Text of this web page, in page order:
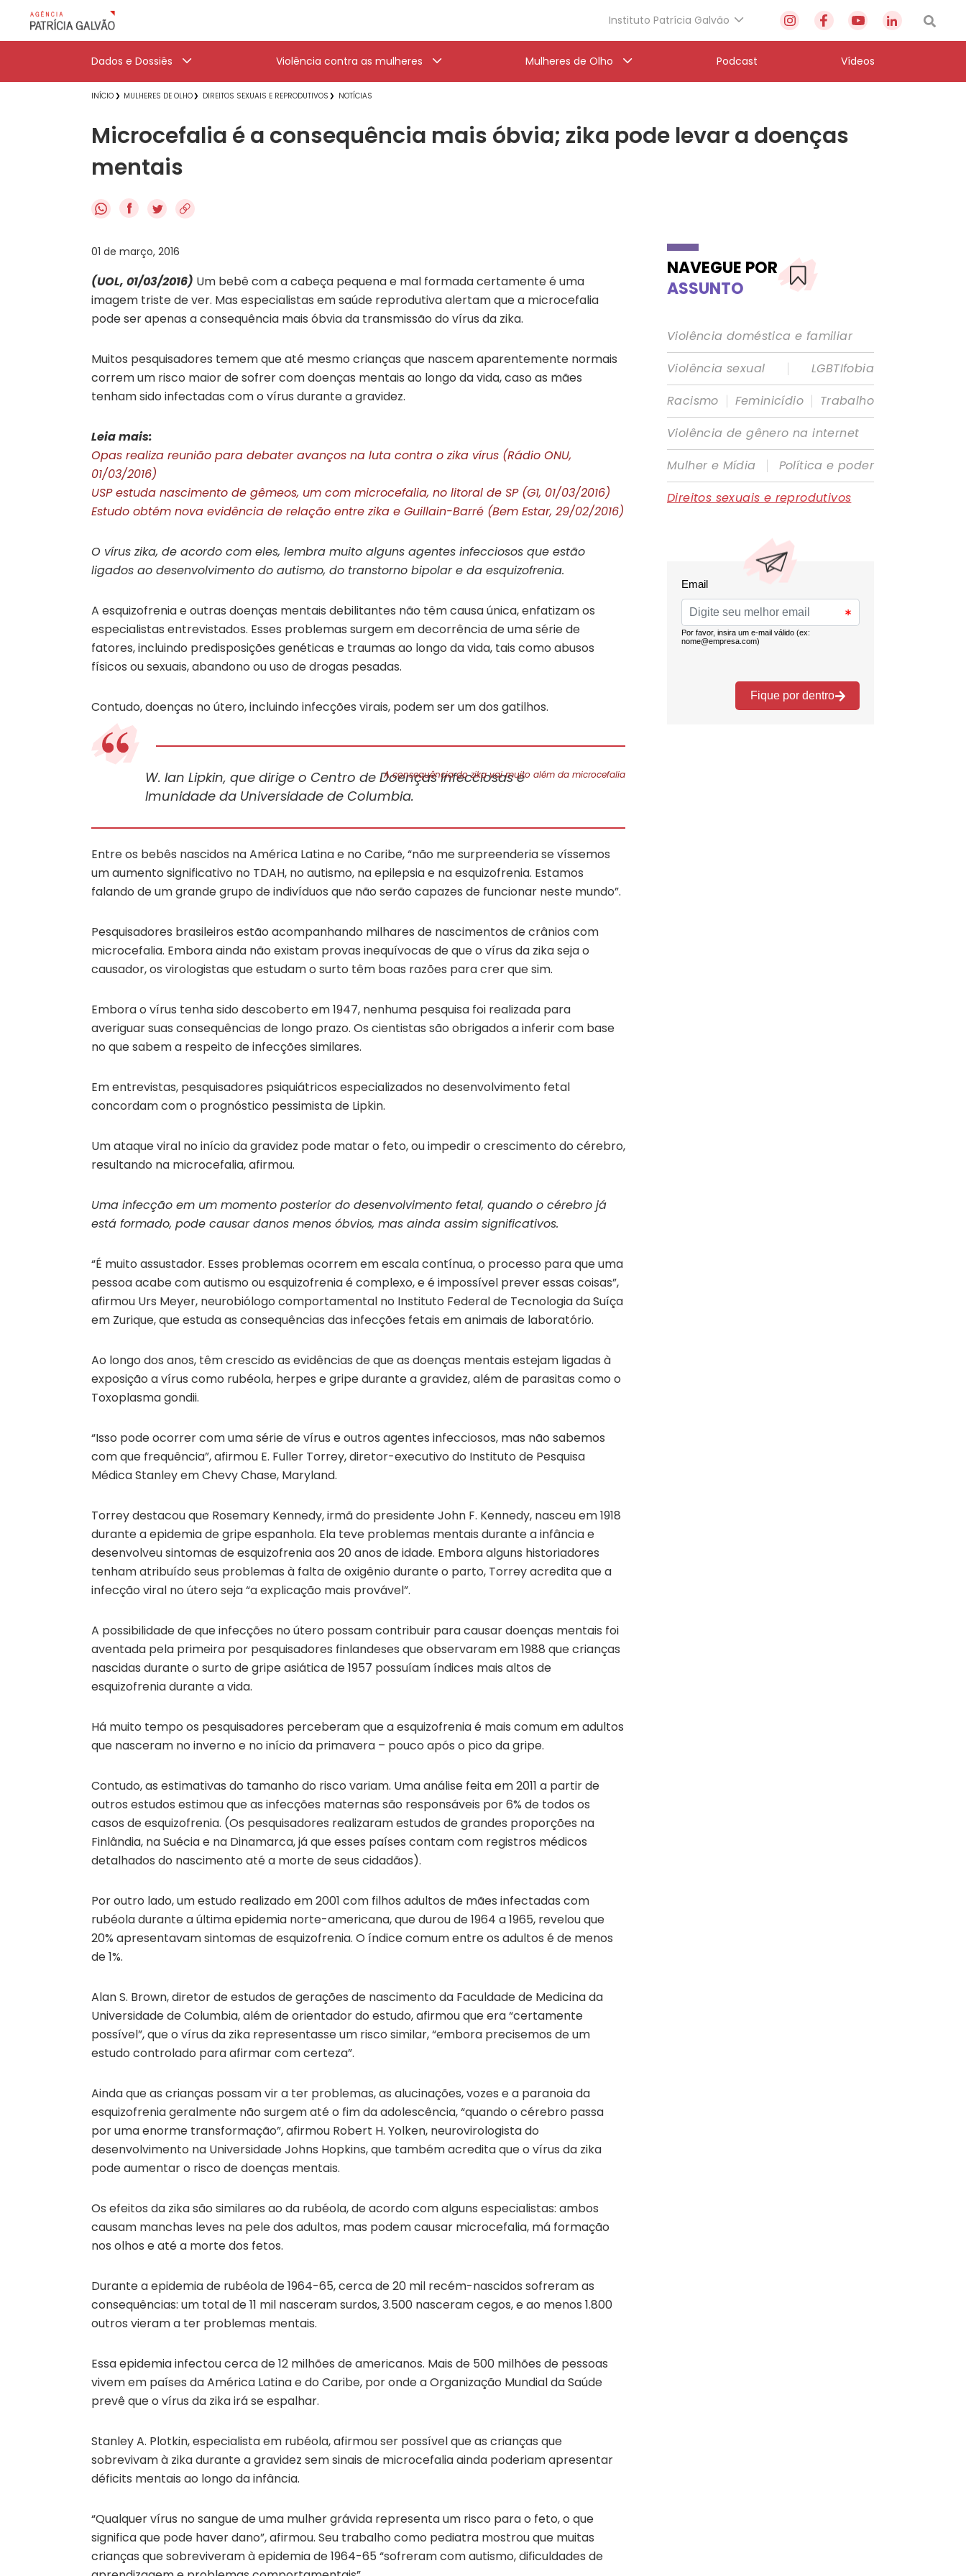
Instituto Patrícia Galvão
Dados e Dossiês Violência contra as mulheres Mulheres de Olho Podcast Vídeos
INÍCIO MULHERES DE OLHO DIREITOS SEXUAIS E REPRODUTIVOS NOTÍCIAS
Microcefalia é a consequência mais óbvia; zika pode levar a doenças
mentais
f
01 de março, 2016
(UOL, 01/03/2016) Um bebê com a cabeça pequena e mal formada certamente é uma
imagem triste de ver. Mas especialistas em saúde reprodutiva alertam que a microcefalia
pode ser apenas a consequência mais óbvia da transmissão do vírus da zika.
Muitos pesquisadores temem que até mesmo crianças que nascem aparentemente normais
correm um risco maior de sofrer com doenças mentais ao longo da vida, caso as mães
tenham sido infectadas com o vírus durante a gravidez.
Leia mais:
Opas realiza reunião para debater avanços na luta contra o zika vírus (Rádio ONU,
01/03/2016)
USP estuda nascimento de gêmeos, um com microcefalia, no litoral de SP (G1, 01/03/2016)
Estudo obtém nova evidência de relação entre zika e Guillain-Barré (Bem Estar, 29/02/2016)
O vírus zika, de acordo com eles, lembra muito alguns agentes infecciosos que estão
ligados ao desenvolvimento do autismo, do transtorno bipolar e da esquizofrenia.
A esquizofrenia e outras doenças mentais debilitantes não têm causa única, enfatizam os
especialistas entrevistados. Esses problemas surgem em decorrência de uma série de
fatores, incluindo predisposições genéticas e traumas ao longo da vida, tais como abusos
físicos ou sexuais, abandono ou uso de drogas pesadas.
Contudo, doenças no útero, incluindo infecções virais, podem ser um dos gatilhos.
A consequência do zika vai muito além da microcefalia
W. Ian Lipkin, que dirige o Centro de Doenças Infecciosas e
Imunidade da Universidade de Columbia.
Entre os bebês nascidos na América Latina e no Caribe, “não me surpreenderia se víssemos
um aumento significativo no TDAH, no autismo, na epilepsia e na esquizofrenia. Estamos
falando de um grande grupo de indivíduos que não serão capazes de funcionar neste mundo”.
Pesquisadores brasileiros estão acompanhando milhares de nascimentos de crânios com
microcefalia. Embora ainda não existam provas inequívocas de que o vírus da zika seja o
causador, os virologistas que estudam o surto têm boas razões para crer que sim.
Embora o vírus tenha sido descoberto em 1947, nenhuma pesquisa foi realizada para
averiguar suas consequências de longo prazo. Os cientistas são obrigados a inferir com base
no que sabem a respeito de infecções similares.
Em entrevistas, pesquisadores psiquiátricos especializados no desenvolvimento fetal
concordam com o prognóstico pessimista de Lipkin.
Um ataque viral no início da gravidez pode matar o feto, ou impedir o crescimento do cérebro,
resultando na microcefalia, afirmou.
Uma infecção em um momento posterior do desenvolvimento fetal, quando o cérebro já
está formado, pode causar danos menos óbvios, mas ainda assim significativos.
“É muito assustador. Esses problemas ocorrem em escala contínua, o processo para que uma
pessoa acabe com autismo ou esquizofrenia é complexo, e é impossível prever essas coisas”,
afirmou Urs Meyer, neurobiólogo comportamental no Instituto Federal de Tecnologia da Suíça
em Zurique, que estuda as consequências das infecções fetais em animais de laboratório.
Ao longo dos anos, têm crescido as evidências de que as doenças mentais estejam ligadas à
exposição a vírus como rubéola, herpes e gripe durante a gravidez, além de parasitas como o
Toxoplasma gondii.
“Isso pode ocorrer com uma série de vírus e outros agentes infecciosos, mas não sabemos
com que frequência”, afirmou E. Fuller Torrey, diretor-executivo do Instituto de Pesquisa
Médica Stanley em Chevy Chase, Maryland.
Torrey destacou que Rosemary Kennedy, irmã do presidente John F. Kennedy, nasceu em 1918
durante a epidemia de gripe espanhola. Ela teve problemas mentais durante a infância e
desenvolveu sintomas de esquizofrenia aos 20 anos de idade. Embora alguns historiadores
tenham atribuído seus problemas à falta de oxigênio durante o parto, Torrey acredita que a
infecção viral no útero seja “a explicação mais provável”.
A possibilidade de que infecções no útero possam contribuir para causar doenças mentais foi
aventada pela primeira por pesquisadores finlandeses que observaram em 1988 que crianças
nascidas durante o surto de gripe asiática de 1957 possuíam índices mais altos de
esquizofrenia durante a vida.
Há muito tempo os pesquisadores perceberam que a esquizofrenia é mais comum em adultos
que nasceram no inverno e no início da primavera – pouco após o pico da gripe.
Contudo, as estimativas do tamanho do risco variam. Uma análise feita em 2011 a partir de
outros estudos estimou que as infecções maternas são responsáveis por 6% de todos os
casos de esquizofrenia. (Os pesquisadores realizaram estudos de grandes proporções na
Finlândia, na Suécia e na Dinamarca, já que esses países contam com registros médicos
detalhados do nascimento até a morte de seus cidadãos).
Por outro lado, um estudo realizado em 2001 com filhos adultos de mães infectadas com
rubéola durante a última epidemia norte-americana, que durou de 1964 a 1965, revelou que
20% apresentavam sintomas de esquizofrenia. O índice comum entre os adultos é de menos
de 1%.
Alan S. Brown, diretor de estudos de gerações de nascimento da Faculdade de Medicina da
Universidade de Columbia, além de orientador do estudo, afirmou que era “certamente
possível”, que o vírus da zika representasse um risco similar, “embora precisemos de um
estudo controlado para afirmar com certeza”.
Ainda que as crianças possam vir a ter problemas, as alucinações, vozes e a paranoia da
esquizofrenia geralmente não surgem até o fim da adolescência, “quando o cérebro passa
por uma enorme transformação”, afirmou Robert H. Yolken, neurovirologista do
desenvolvimento na Universidade Johns Hopkins, que também acredita que o vírus da zika
pode aumentar o risco de doenças mentais.
Os efeitos da zika são similares ao da rubéola, de acordo com alguns especialistas: ambos
causam manchas leves na pele dos adultos, mas podem causar microcefalia, má formação
nos olhos e até a morte dos fetos.
Durante a epidemia de rubéola de 1964-65, cerca de 20 mil recém-nascidos sofreram as
consequências: um total de 11 mil nasceram surdos, 3.500 nasceram cegos, e ao menos 1.800
outros vieram a ter problemas mentais.
Essa epidemia infectou cerca de 12 milhões de americanos. Mais de 500 milhões de pessoas
vivem em países da América Latina e do Caribe, por onde a Organização Mundial da Saúde
prevê que o vírus da zika irá se espalhar.
Stanley A. Plotkin, especialista em rubéola, afirmou ser possível que as crianças que
sobrevivam à zika durante a gravidez sem sinais de microcefalia ainda poderiam apresentar
déficits mentais ao longo da infância.
“Qualquer vírus no sangue de uma mulher grávida representa um risco para o feto, o que
significa que pode haver dano”, afirmou. Seu trabalho como pediatra mostrou que muitas
crianças que sobreviveram à epidemia de 1964-65 “sofreram com autismo, dificuldades de
NAVEGUE POR
ASSUNTO
Violência doméstica e familiar
Violência sexual
|
LGBTIfobia
Racismo | Feminicídio | Trabalho
Violência de gênero na internet
Mulher e Mídia
|
Política e poder
Direitos sexuais e reprodutivos